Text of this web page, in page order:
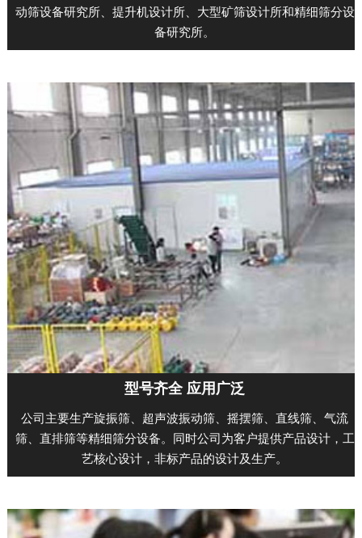
动筛设备研究所、提升机设计所、大型矿筛设计所和精细筛分设
备研究所。
型号齐全 应用广泛
公司主要生产旋振筛、超声波振动筛、摇摆筛、直线筛、气流
筛、直排筛等精细筛分设备。同时公司为客户提供产品设计，工
艺核心设计，非标产品的设计及生产。